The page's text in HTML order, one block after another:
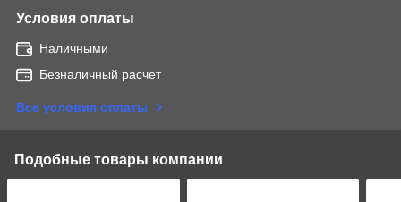
Условия оплаты
Наличными
Безналичный расчет
Все условия оплаты
Подобные товары компании